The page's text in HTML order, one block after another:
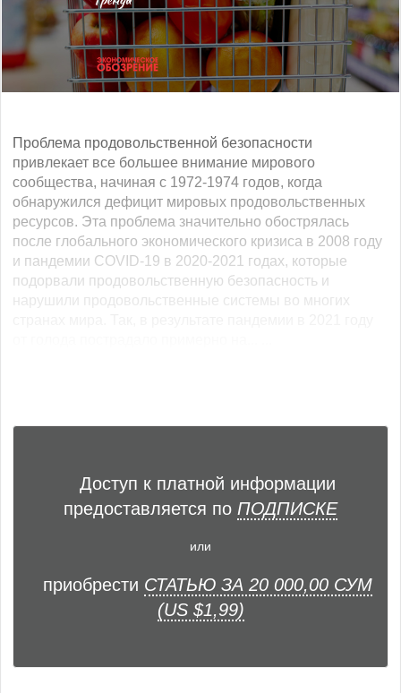
Проблема продовольственной безопасности
привлекает все большее внимание мирового
сообщества, начиная с 1972-1974 годов, когда
обнаружился дефицит мировых продовольственных
ресурсов. Эта проблема значительно обострялась
после глобального экономического кризиса в 2008 году
и пандемии COVID-19 в 2020-2021 годах, которые
подорвали продовольственную безопасность и
нарушили продовольственные системы во многих
Доступ к платной информации
предоставляется по ПОДПИСКЕ
или
приобрести СТАТЬЮ ЗА 20 000,00 СУМ
(US $1,99)